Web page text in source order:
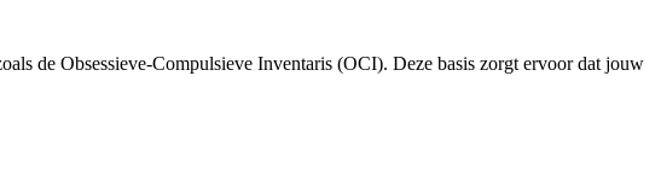
de Obsessieve-Compulsieve Inventaris (OCI). Deze basis zorgt ervoor dat jouw